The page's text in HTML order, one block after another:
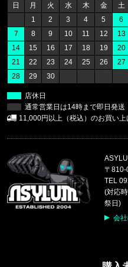
〒810-
TEL
(対応
祭日)
会
日
月 火 水 木 金
土
1
2 3 4 5
6
7
8 9 10 11 12
13
14
15 16 17 18 19
20
21
22 23 24 25 26
27
28
29 30
店休日
通常営業日は14時まで即日発送
11,000円以上（税込）のお買い
福岡県のお客様ご注
47 Brand/フォーティー
レッドソックス キャ
福岡県のお客様ご注
CALVIN KLEIN/カルバ
福岡県のお客様ご注
CALVIN KLEIN/カルバ
COTTON STRETCH